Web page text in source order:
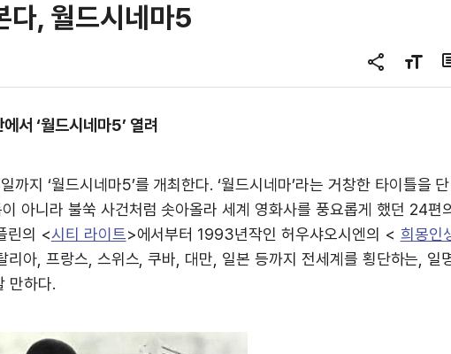
다, 월드시네마5
공
유
글
자
서 ‘월드시네마5’ 열려
지 ‘월드시네마5’를 개최한다. ‘월드시네마’라는 거창한 타이틀을 단
아니라 불쑥 사건처럼 솟아올라 세계 영화사를 풍요롭게 했던 24편
린의 <시티 라이트>에서부터 1993년작인 허우샤오시엔의 < 희몽인
아, 프랑스, 스위스, 쿠바, 대만, 일본 등까지 전세계를 횡단하는, 일
만하다.